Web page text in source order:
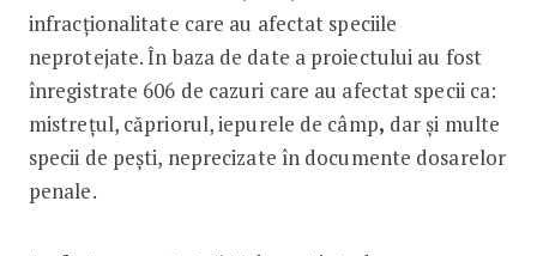
infracționalitate care au afectat speciile
neprotejate. În baza de date a proiectului au fost
înregistrate 606 de cazuri care au afectat specii ca:
mistrețul, căpriorul, iepurele de câmp, dar și multe
specii de pești, neprecizate în documente dosarelor
penale.